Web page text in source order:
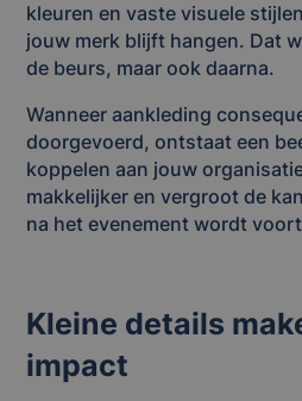
kleuren en vaste visuele
jouw merk blijft hangen. Dat
de beurs, maar ook daarna.
Wanneer aankleding
doorgevoerd, ontstaat een
koppelen aan jouw
makkelijker en vergroot de
na het evenement wordt
Kleine details
impact